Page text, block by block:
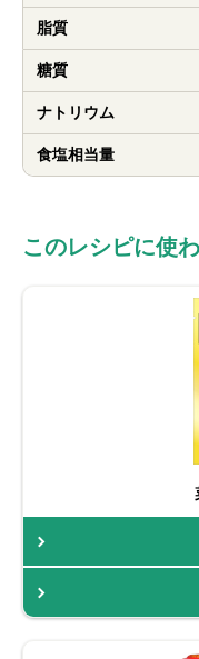
脂質
糖質
ナトリウム
食塩相当量
このレシピに使